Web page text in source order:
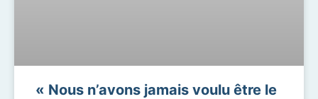
« Nous n’avons jamais voulu être le